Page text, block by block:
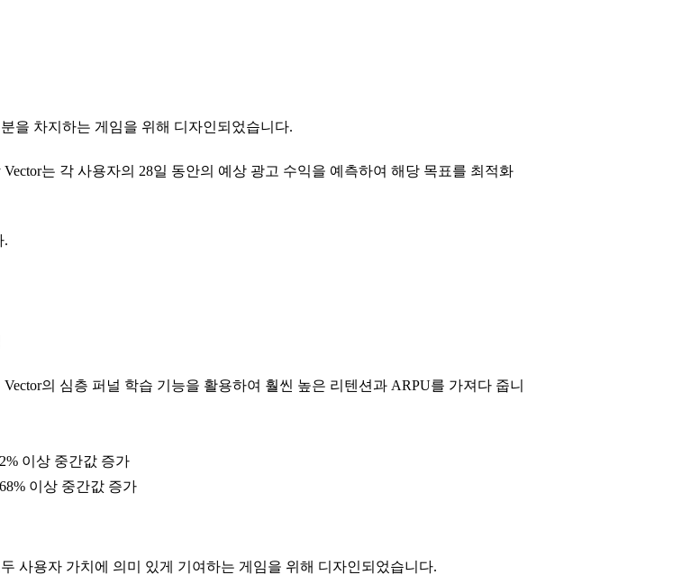
을 차지하는 게임을 위해 디자인되었습니다.
는 각 사용자의 28일 동안의 예상 광고 수익을 예측하여 해당 목표를 최적화
.
의 심층 퍼널 학습 기능을 활용하여 훨씬 높은 리텐션과 ARPU를 가져다 줍니
이상 중간값 증가
이상 중간값 증가
사용자 가치에 의미 있게 기여하는 게임을 위해 디자인되었습니다.